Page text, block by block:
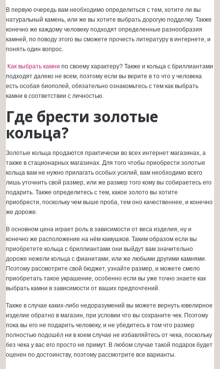
В первую очередь вам необходимо определиться с тем, хотите ли вы
натуральный камень, или же вы хотите выбрать дорогую подделку. Также
конечно же каждому человеку подходят определенные разнообразия
камней, по поводу этого вы сможете прочесть литературу в интернете, и
понять один вопрос.
Как выбрать камни по своему характеру? Также и кольца с бриллиантами
подходят далеко не всем, поэтому если вы верите в то что у человека
есть особая биополей, обязательно ознакомьтесь с тем как выбрать
камни в соответствии с личностью.
Где брести золотые
кольца?
Золотые кольца продаются практически во всех интернет магазинах, а
также в стационарных магазинах. Для того чтобы приобрести золотые
кольца вам не нужно прилагать особых усилий, вам необходимо всего
лишь уточнить свой размер, или же размер того кому вы собираетесь его
подарить. Также определитесь с тем, какое золото вы хотите
приобрести, поскольку чем выше проба, тем оно качественнее, и конечно
же дороже.
В основном цена играет роль в зависимости от веса изделия, ну и
конечно же расположение на нём камушков. Таким образом если вы
приобретете кольца с бриллиантами они выйдут вам значительно
дороже нежели кольца с фианитами, или же любыми другими камнями.
Поэтому рассмотрите свой бюджет, узнайте размер, и можете смело
приобретать такое украшение, особенно если вы уже точно знаете как
выбрать камни в зависимости от ваших предпочтений.
Также в случае каких-либо недоразумений вы можете вернуть ювелирное
изделие обратно в магазин, при условии что вы сохраните чек. Поэтому
пока вы его не подарить человеку, и не убедитесь в том что размер
полностью подошёл ни в коем случае не избавляйтесь от чека, поскольку
без чека у вас его просто не примут. В любом случае такой подарок будет
оценен по достоинству, поэтому рассмотрите все варианты.